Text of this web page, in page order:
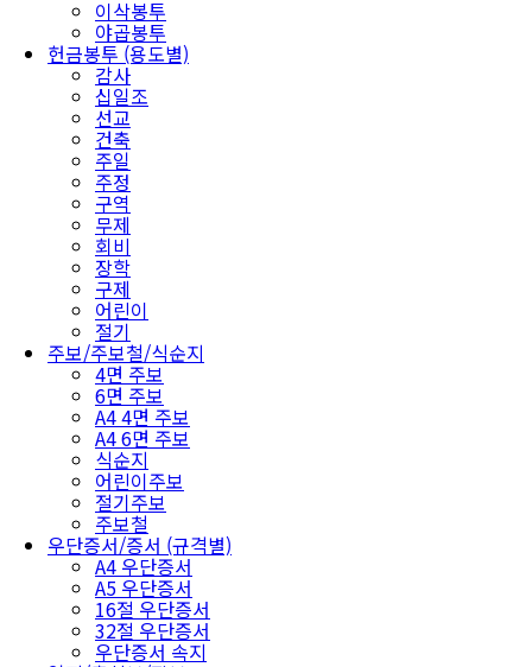
이삭봉투
야곱봉투
헌금봉투 (용도별)
감사
십일조
선교
건축
주일
주정
구역
무제
회비
장학
구제
어린이
절기
주보/주보철/식순지
4면 주보
6면 주보
A4 4면 주보
A4 6면 주보
식순지
어린이주보
절기주보
주보철
우단증서/증서 (규격별)
A4 우단증서
A5 우단증서
16절 우단증서
32절 우단증서
우단증서 속지